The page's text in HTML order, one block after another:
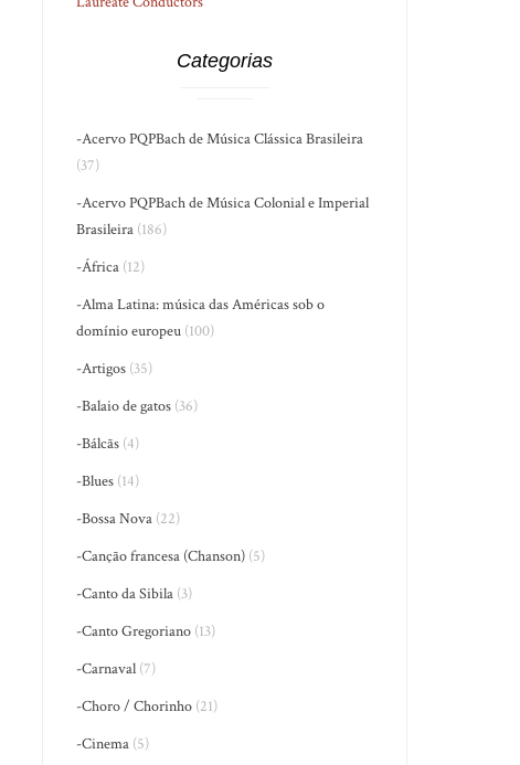
Categorias
-Acervo PQPBach de Música Clássica Brasileira
(37)
-Acervo PQPBach de Música Colonial e Imperial
Brasileira (186)
-África (12)
-Alma Latina: música das Américas sob o
domínio europeu (100)
-Artigos (35)
-Balaio de gatos (36)
-Bálcãs (4)
-Blues (14)
-Bossa Nova (22)
-Canção francesa (Chanson) (5)
-Canto da Sibila (3)
-Canto Gregoriano (13)
-Carnaval (7)
-Choro / Chorinho (21)
-Cinema (5)